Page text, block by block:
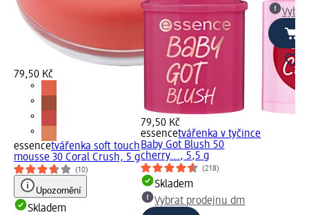
79,50 Kč
essencetvářenka soft touch
mousse 30 Coral Crush, 5 g
(10)
Upozornění
Skladem
79,50 Kč
essencetvářenka v tyčince
Baby Got Blush 50
cherry..., 5,5 g
(218)
Skladem
Vybrat prodejnu dm